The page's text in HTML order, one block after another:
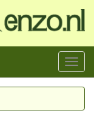
Menu